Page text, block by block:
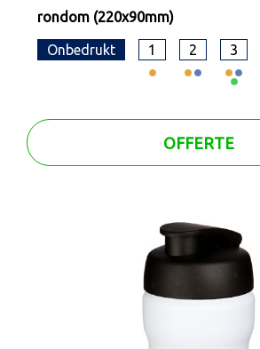
rondom (220x90mm)
Onbedrukt 1 2 3
OFFERTE